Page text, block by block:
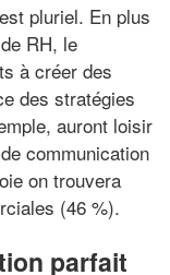
pluriel. En plus
RH, le
à créer des
des stratégies
auront loisir
communication
on trouvera
(46 %).
parfait